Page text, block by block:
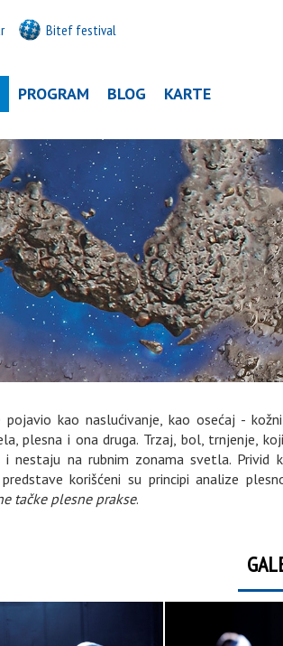
Bitef festival
PROGRAM BLOG KARTE
kao naslućivanje, kao osećaj -
plesna i ona druga. Trzaj, bol, trnjenje,
i nestaju na rubnim zonama svetla. Privid
korišćeni su principi analize
tačke plesne prakse.